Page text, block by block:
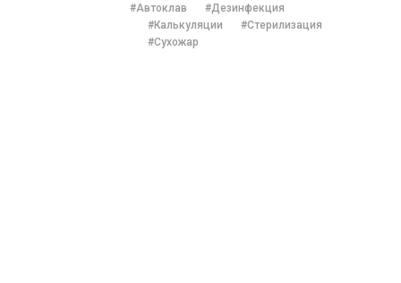
#Автоклав
#Дезинфекция
#Калькуляции
#Стерилизация
#Сухожар